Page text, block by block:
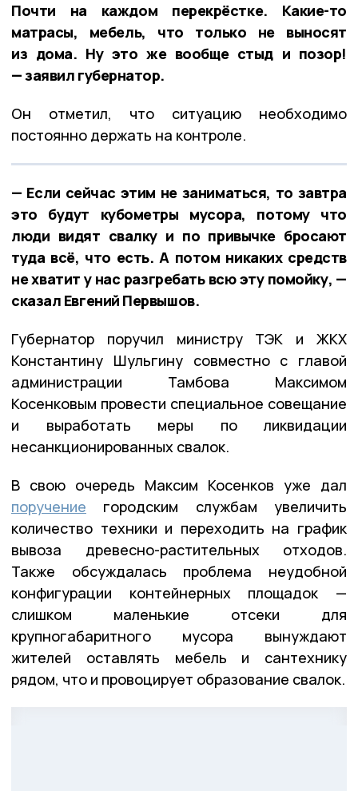
Почти на каждом перекрёстке. Какие-то
матрасы, мебель, что только не выносят
из дома. Ну это же вообще стыд и позор!
— заявил губернатор.
Он отметил, что ситуацию необходимо
постоянно держать на контроле.
— Если сейчас этим не заниматься, то завтра
это будут кубометры мусора, потому что
люди видят свалку и по привычке бросают
туда всё, что есть. А потом никаких средств
не хватит у нас разгребать всю эту помойку, —
сказал Евгений Первышов.
Губернатор поручил министру ТЭК и ЖКХ
Константину Шульгину совместно с главой
администрации Тамбова Максимом
Косенковым провести специальное совещание
и выработать меры по ликвидации
несанкционированных свалок.
В свою очередь Максим Косенков уже дал
поручение городским службам увеличить
количество техники и переходить на график
вывоза древесно-растительных отходов.
Также обсуждалась проблема неудобной
конфигурации контейнерных площадок —
слишком маленькие отсеки для
крупногабаритного мусора вынуждают
жителей оставлять мебель и сантехнику
рядом, что и провоцирует образование свалок.